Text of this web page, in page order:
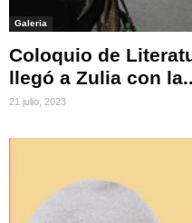
Galeria
Coloquio de
llegó a Zulia con
21 julio, 2023